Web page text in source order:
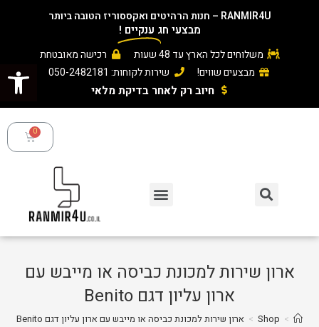
פתח סרגל נגישות
RANMIR4U – חנות הרהיטים ואקססוריז הטובה ביותר
מבצעי חג ענקיים !
משלוחים לכל הארץ עד 48 שעות
רכישה מאובטחת
מבצעים שווים!
שירות לקוחות: 050-2482181
חיוב רק לאחר בדיקת מלאי ​
ארון שירות למכונת כביסה או מייבש עם
ארון עליון דגם Benito
>
Shop
> ארון שירות למכונת כביסה או מייבש עם ארון עליון דגם Benito